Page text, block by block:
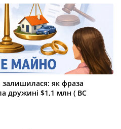
залишилася: як фраза
дружині $1,1 млн ( ВС